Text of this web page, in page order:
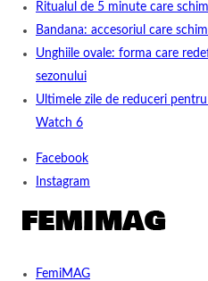
Ritualul de 5 minute care
Bandana: accesoriul care
Unghiile ovale: forma care
sezonului
Ultimele zile de reduceri
Watch 6
Facebook
Instagram
FemiMAG